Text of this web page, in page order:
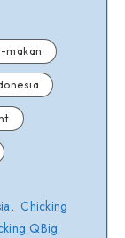
makan
, Chicking
QBig